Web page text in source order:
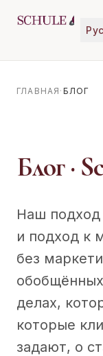
ГЛАВНАЯ · БЛОГ
Блог ·
Наш подход
и подход к
без
делах,
которые
задают, о